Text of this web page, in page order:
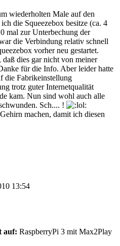
wiederholten Male auf den
die Squeezebox besitze (ca. 4
mal zur Unterbechung der
die Verbindung relativ schnell
vorher neu gestartet.
dies gar nicht von meiner
für die Info. Aber leider hatte
die Fabrikeinstellung
trotz guter Internetqualität
kam. Nun sind wohl auch alle
Sch.... !
machen, damit ich diesen
13:54
auf: RaspberryPi 3 mit Max2Play